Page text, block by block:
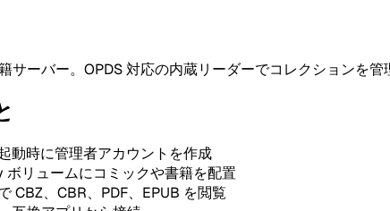
ーバー。OPDS 対応の内蔵リーダーでコレクションを管
動時に管理者アカウントを作成
リュームにコミックや書籍を配置
CBZ、CBR、PDF、EPUB を閲覧